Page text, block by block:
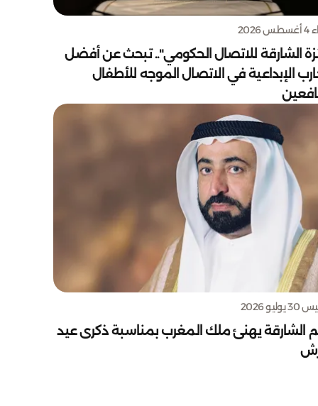
2026
الشارقة للاتصال الحكومي".. تبحث عن أفضل
الإبداعية في الاتصال الموجه للأطفال
2026
الشارقة يهنئ ملك المغرب بمناسبة ذكرى عيد